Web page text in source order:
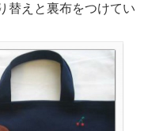
替えと裏布をつけてい